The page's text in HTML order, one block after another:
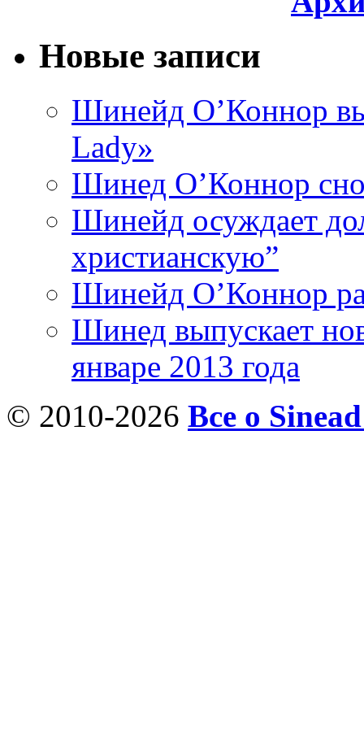
Новые записи
Шинейд О’Коннор
Lady»
Шинед О’Коннор
Шинейд осуждает
христианскую”
Шинейд О’Коннор
Шинед выпускает
январе 2013 года
© 2010-2026 Все о